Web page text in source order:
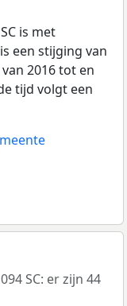
is met
een stijging van
2016 tot en
tijd volgt een
SC: er zijn 44